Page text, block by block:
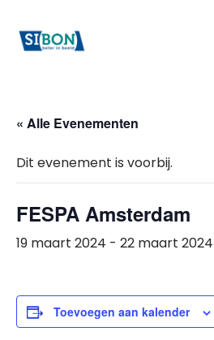
« Alle Evenementen
Dit evenement is voorbij.
FESPA Amsterdam
19 maart 2024 - 22 maart 2024
Toevoegen aan kalender